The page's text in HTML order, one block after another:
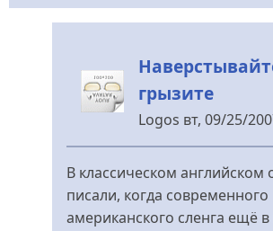
грызите
Logos вт, 09/25/
У
Погоняло-
В классическом английском
писали, когда современного
американского сленга ещё